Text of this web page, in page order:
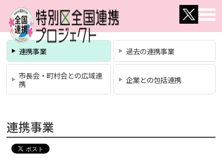
連携事業
連携事業 過去の連携事業
市長会・町村会との広域連
携
企業との包括連携